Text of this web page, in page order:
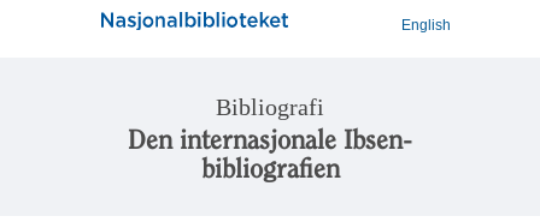
English
Bibliografi
Den internasjonale Ibsen-
bibliografien